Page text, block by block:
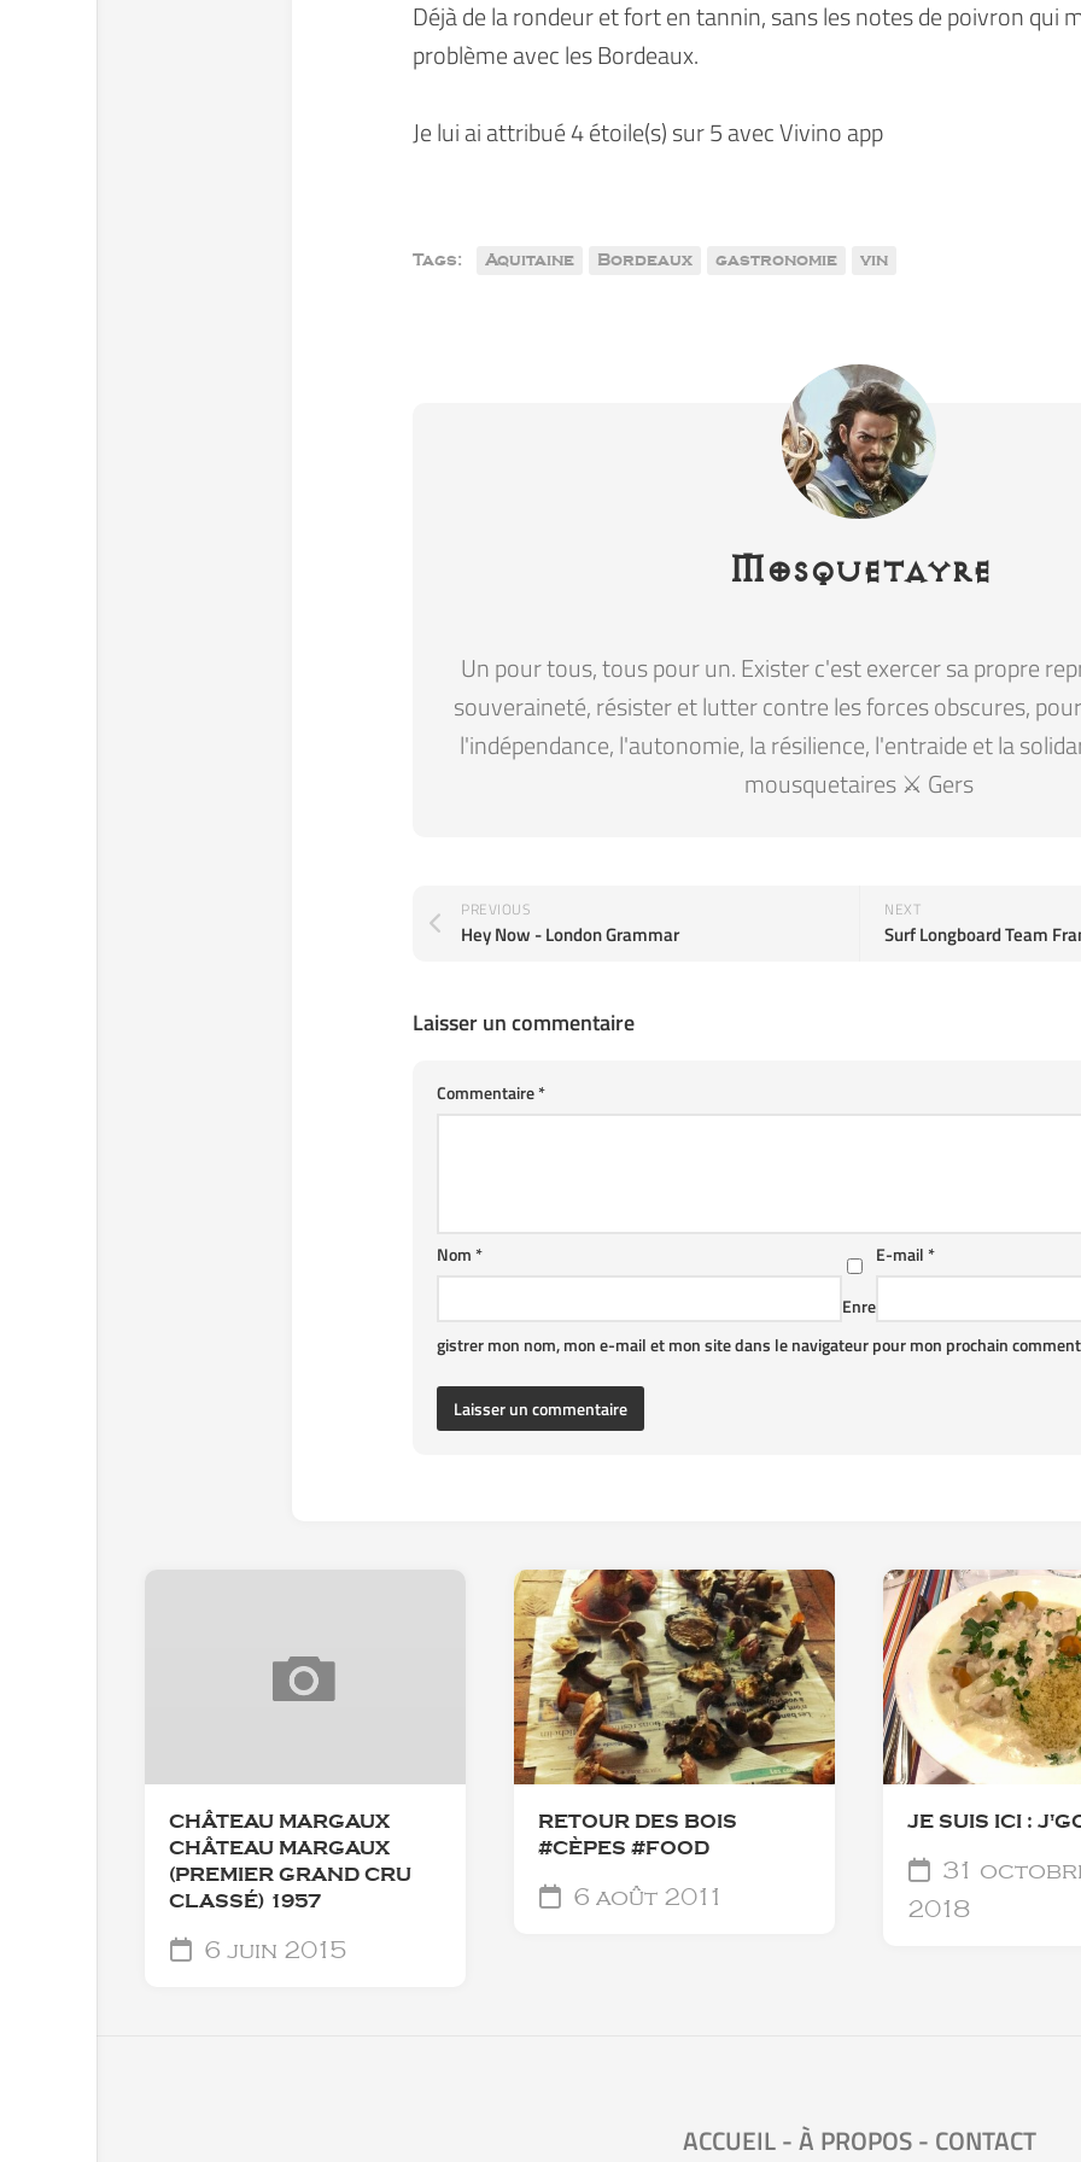
Déjà de la rondeur et fort en tannin, sans les notes de poivron qui
problème avec les Bordeaux.
Je lui ai attribué 4 étoile(s) sur 5 avec Vivino app
Tags: Aquitaine Bordeaux gastronomie vin
Mosquetayre
Un pour tous, tous pour un. Exister c'est exercer sa propre
souveraineté, résister et lutter contre les forces obscures,
l'indépendance, l'autonomie, la résilience, l'entraide et la
mousquetaires ⚔️ Gers
NEXT
PREVIOUS
Hey Now - London Grammar
Laisser un commentaire
Commentaire*
E-mail*
Nom*
Enre
gistrer mon nom, mon e-mail et mon site dans le navigateur pour mon prochain
CHÂTEAU MARGAUX
CHÂTEAU MARGAUX
(PREMIER GRAND CRU
CLASSÉ) 1957
6 juin 2015
RETOUR DES BOIS
#CÈPES #FOOD
6 août 2011
JE SUIS ICI :
31
2018
ACCUEIL-À PROPOS- CONTACT